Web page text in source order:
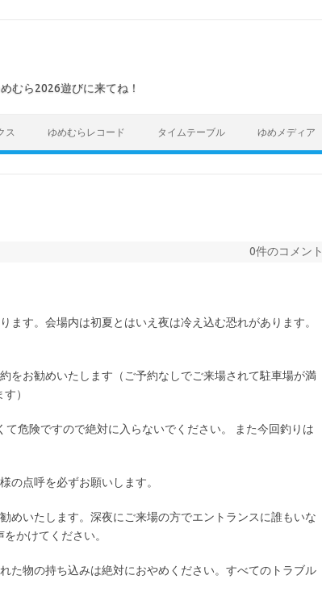
むら2026遊びに来てね！
ス ゆめむらレコード タイムテーブル ゆめメディア
0件のコメント
ます。会場内は初夏とはいえ夜は冷え込む恐れがあります。
をお勧めいたします（ご予約なしでご来場されて駐車場が満
）
危険ですので絶対に入らないでください。 また今回釣りは
の点呼を必ずお願いします。
めいたします。深夜にご来場の方でエントランスに誰もいな
かけてください。
た物の持ち込みは絶対におやめください。すべてのトラブル